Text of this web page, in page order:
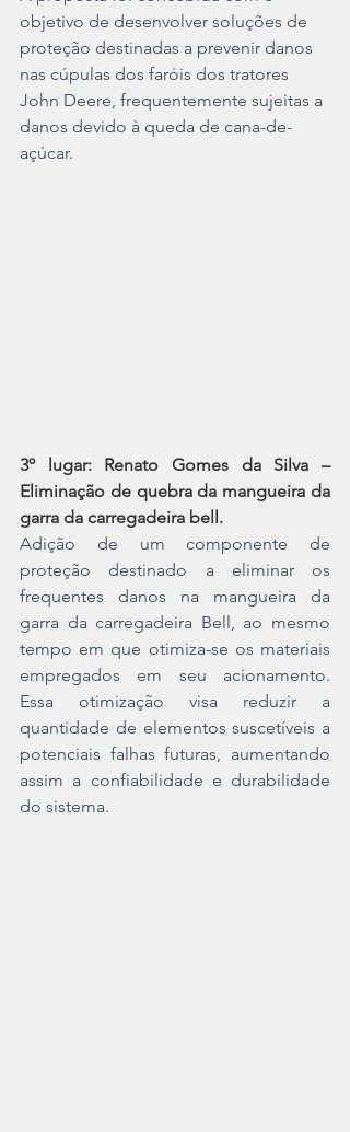
objetivo de desenvolver soluções de
proteção destinadas a prevenir danos
nas cúpulas dos faróis dos tratores
John Deere, frequentemente sujeitas a
danos devido à queda de cana-de-
açúcar.
3º lugar: Renato Gomes da Silva –
Eliminação de quebra da mangueira da
garra da carregadeira bell.
Adição de um componente de
proteção destinado a eliminar os
frequentes danos na mangueira da
garra da carregadeira Bell, ao mesmo
tempo em que otimiza-se os materiais
empregados em seu acionamento.
Essa otimização visa reduzir a
quantidade de elementos suscetíveis a
potenciais falhas futuras, aumentando
assim a confiabilidade e durabilidade
do sistema.